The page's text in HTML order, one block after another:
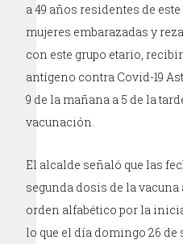
a 49 años residentes de
mujeres embarazadas y
con este grupo etario,
antígeno contra Covid-19
9 de la mañana a 5 de la
vacunación.
El alcalde señaló que las
segunda dosis de la vacuna
orden alfabético por la
lo que el día domingo 26